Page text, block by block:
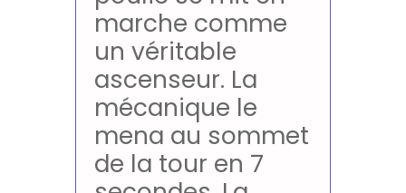
marche comme
un véritable
ascenseur. La
mécanique le
mena au sommet
de la tour en 7